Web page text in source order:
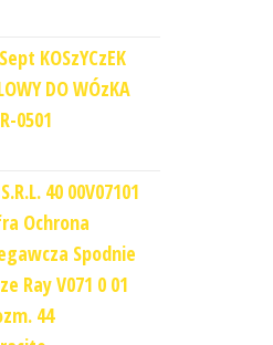
KOSzYCzEK
DO WÓzKA
0501
40 00V07101
Ochrona
Spodnie
Ray V071 0 01
44